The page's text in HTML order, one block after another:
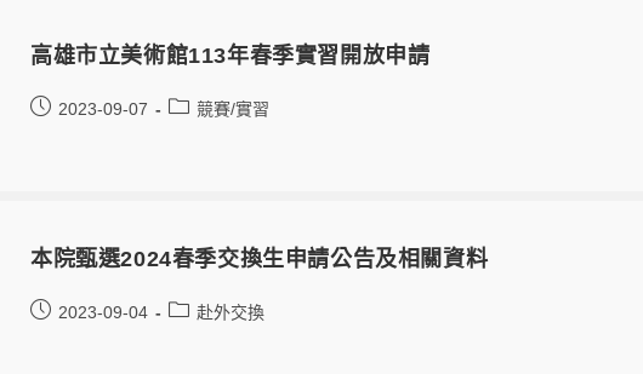
高雄市立美術館113年春季實習開放申請
2023-09-07 競賽/實習
本院甄選2024春季交換生申請公告及相關資料
2023-09-04 赴外交換